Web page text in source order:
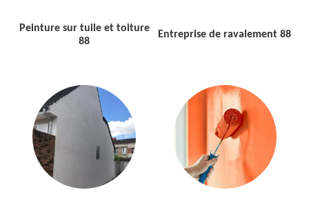
Peinture sur tuile et toiture
88
Entreprise de ravalement 88